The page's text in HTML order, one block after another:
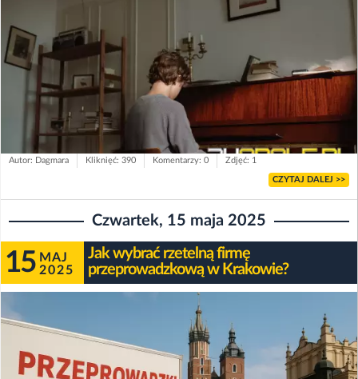
Autor: Dagmara Kliknięć: 390 Komentarzy: 0 Zdjęć: 1
CZYTAJ DALEJ >>
Czwartek, 15 maja 2025
15 MAJ
2025
Jak wybrać rzetelną firmę
przeprowadzkową w Krakowie?